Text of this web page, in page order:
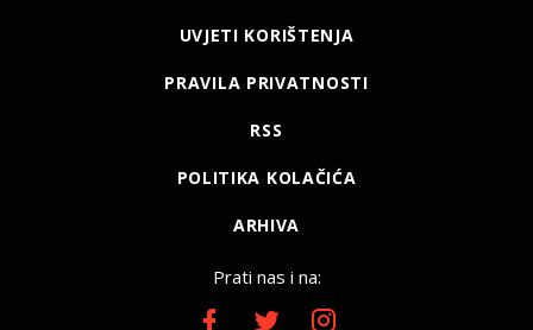
UVJETI KORIŠTENJA
PRAVILA PRIVATNOSTI
RSS
POLITIKA KOLAČIĆA
ARHIVA
Prati nas i na: